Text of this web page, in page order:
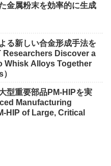
金属粉末を効率的に生成
る新しい合金形成手法を
Researchers Discover a
Whisk Alloys Together
型重要部品PM-HIPを実
Manufacturing
HIP of Large, Critical